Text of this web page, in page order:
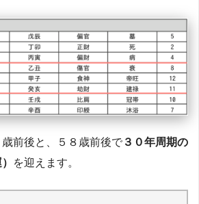
前後と、５８歳前後で ３０年周期の
を迎えます。